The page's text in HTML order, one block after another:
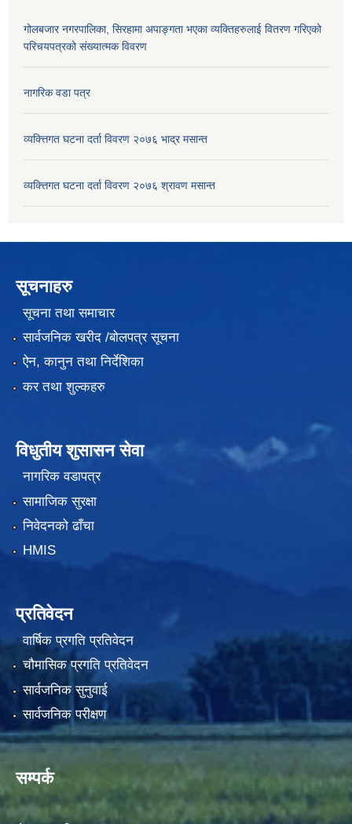
गोलबजार नगरपालिका, सिरहामा अपाङ्गता भएका व्यक्तिहरुलाई वितरण गरिएको
परिचयपत्रको संख्यात्मक विवरण
नागरिक वडा पत्र
व्यक्त्तिगत घटना दर्ता विवरण २०७६ भाद्र मसान्त
व्यक्त्तिगत घटना दर्ता विवरण २०७६ श्रावण मसान्त
सूचनाहरु
सूचना तथा समाचार
सार्वजनिक खरीद /बोलपत्र सूचना
ऐन, कानुन तथा निर्देशिका
कर तथा शुल्कहरु
विधुतीय शुसासन सेवा
नागरिक वडापत्र
सामाजिक सुरक्षा
निवेदनको ढाँचा
HMIS
प्रतिवेदन
वार्षिक प्रगति प्रतिवेदन
चौमासिक प्रगति प्रतिवेदन
सार्वजनिक सुनुवाई
सार्वजनिक परीक्षण
सम्पर्क